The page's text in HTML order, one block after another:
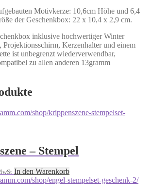
Motivkerze: 10,6cm Höhe und 6,4
der Geschenkbox: 22 x 10,4 x 2,9 cm.
inklusive hochwertiger Winter
Projektionsschirm, Kerzenhalter und einem
ist unbegrenzt wiederverwendbar,
zu allen anderen 13gramm
– Stempel
In den Warenkorb